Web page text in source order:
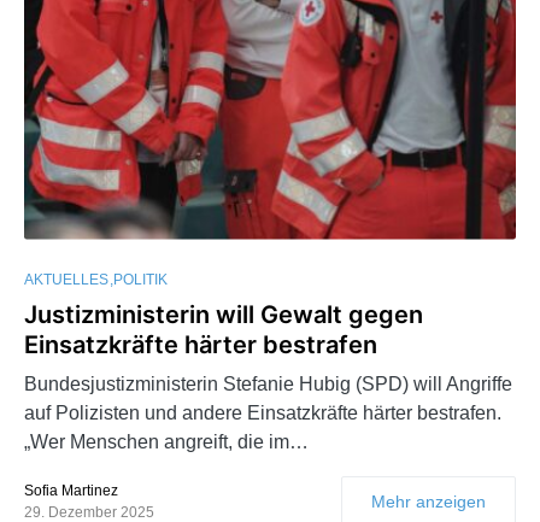
AKTUELLES POLITIK
Justizministerin will Gewalt gegen
Einsatzkräfte härter bestrafen
Bundesjustizministerin Stefanie Hubig (SPD) will Angriffe
auf Polizisten und andere Einsatzkräfte härter bestrafen.
„Wer Menschen angreift, die im…
Sofia Martinez
29. Dezember 2025
Mehr anzeigen